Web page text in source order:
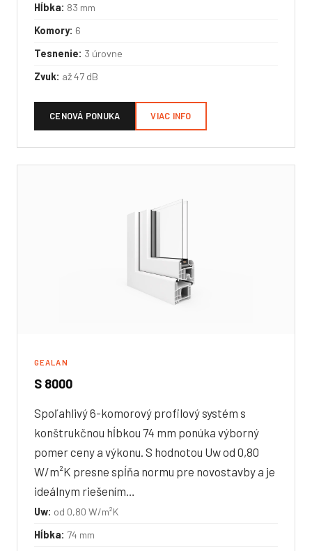
Hĺbka: 83 mm
Komory: 6
Tesnenie: 3 úrovne
Zvuk: až 47 dB
CENOVÁ PONUKA VIAC INFO
GEALAN
S 8000
Spoľahlivý 6-komorový profilový systém s
konštrukčnou hĺbkou 74 mm ponúka výborný
pomer ceny a výkonu. S hodnotou Uw od 0,80
W/m²K presne spĺňa normu pre novostavby a je
ideálnym riešením…
Uw: od 0,80 W/m²K
Hĺbka: 74 mm